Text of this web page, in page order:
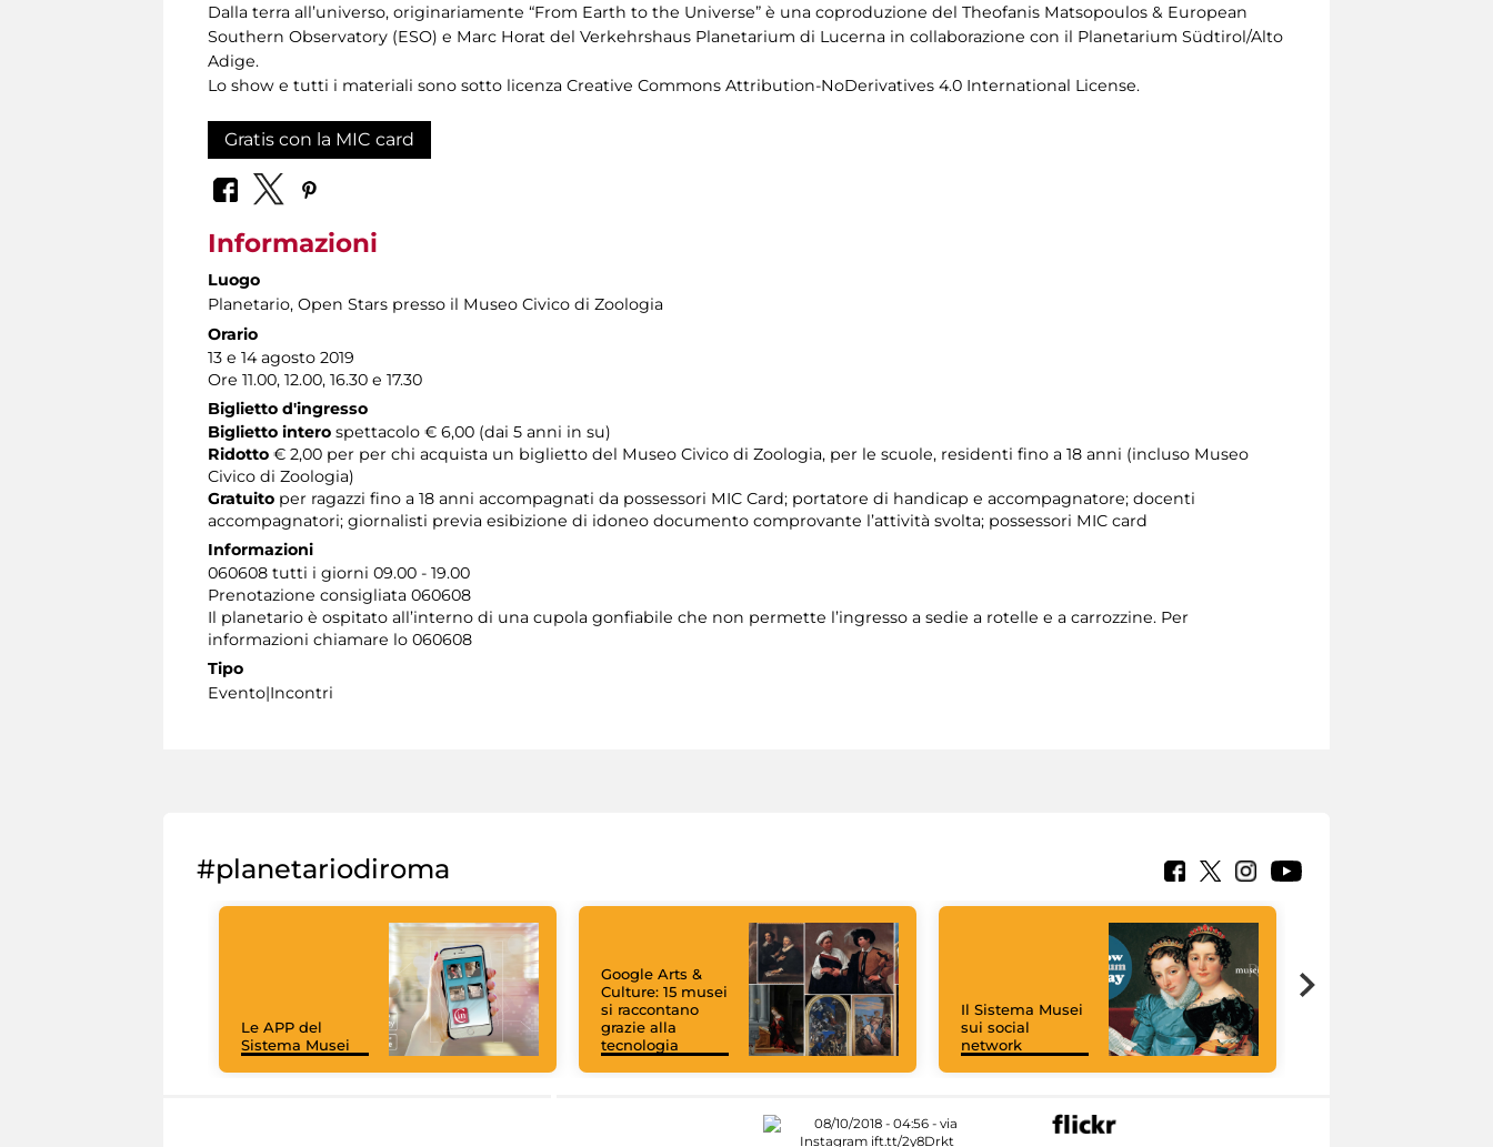
Dalla terra all’universo, originariamente “From Earth to the Universe” è una coproduzione del Theofanis Matsopoulos & European
Southern Observatory (ESO) e Marc Horat del Verkehrshaus Planetarium di Lucerna in collaborazione con il Planetarium Südtirol/Alto
Adige.
Lo show e tutti i materiali sono sotto licenza Creative Commons Attribution-NoDerivatives 4.0 International License.
Gratis con la MIC card
Informazioni
Luogo
Planetario, Open Stars presso il Museo Civico di Zoologia
Orario
13 e 14 agosto 2019
Ore 11.00, 12.00, 16.30 e 17.30
Biglietto d'ingresso
Biglietto intero spettacolo € 6,00 (dai 5 anni in su)
Ridotto € 2,00 per per chi acquista un biglietto del Museo Civico di Zoologia, per le scuole, residenti fino a 18 anni (incluso Museo
Civico di Zoologia)
Gratuito per ragazzi fino a 18 anni accompagnati da possessori MIC Card; portatore di handicap e accompagnatore; docenti
accompagnatori; giornalisti previa esibizione di idoneo documento comprovante l’attività svolta; possessori MIC card
Informazioni
060608 tutti i giorni 09.00 - 19.00
Prenotazione consigliata 060608
​Il planetario è ospitato all’interno di una cupola gonfiabile che non permette l’ingresso a sedie a rotelle e a carrozzine. Per
informazioni chiamare lo 060608
Tipo
Evento|Incontri
#planetariodiroma
Le APP del
Sistema Musei
Google Arts &
Culture: 15 musei
si raccontano
grazie alla
tecnologia
Il Sistema Musei
sui social
network